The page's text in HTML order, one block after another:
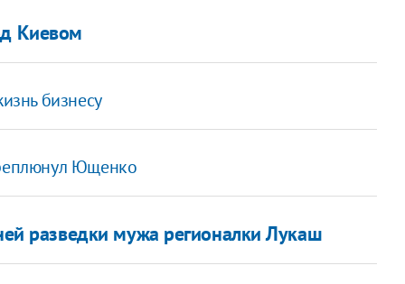
Киевом
бизнесу
Ющенко
разведки мужа регионалки Лукаш